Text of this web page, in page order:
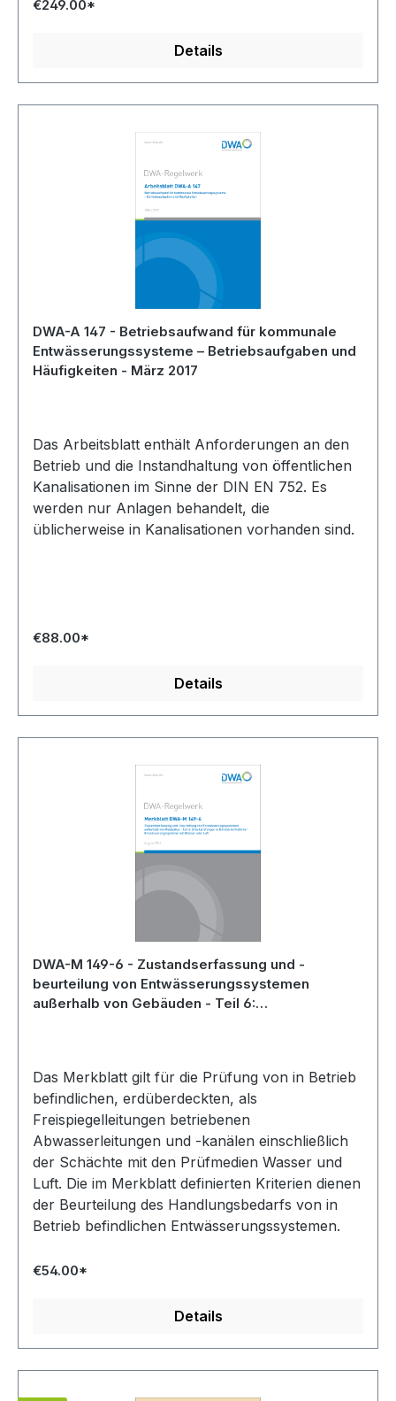
€249.00*
Details
DWA-A 147 - Betriebsaufwand für kommunale
Entwässerungssysteme – Betriebsaufgaben und
Häufigkeiten - März 2017
Das Arbeitsblatt enthält Anforderungen an den
Betrieb und die Instandhaltung von öffentlichen
Kanalisationen im Sinne der DIN EN 752. Es
werden nur Anlagen behandelt, die
üblicherweise in Kanalisationen vorhanden sind.
€88.00*
Details
DWA-M 149-6 - Zustandserfassung und -
beurteilung von Entwässerungssystemen
außerhalb von Gebäuden - Teil 6:
Das Merkblatt gilt für die Prüfung von in Betrieb
befindlichen, erdüberdeckten, als
Freispiegelleitungen betriebenen
Abwasserleitungen und -kanälen einschließlich
der Schächte mit den Prüfmedien Wasser und
Luft. Die im Merkblatt definierten Kriterien dienen
der Beurteilung des Handlungsbedarfs von in
Betrieb befindlichen Entwässerungssystemen.
€54.00*
Details